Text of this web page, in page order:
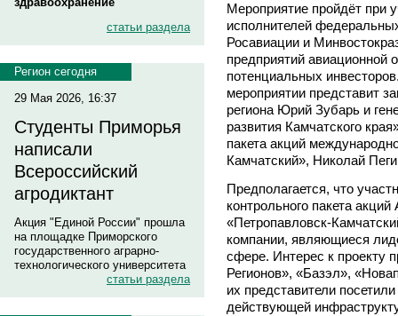
статьи раздела
Регион сегодня
29 Мая 2026, 16:37
Студенты Приморья
написали
Всероссийский
агродиктант
Акция "Единой России" прошла
на площадке Приморского
государственного аграрно-
технологического университета
статьи раздела
Мероприятие пройдёт при
исполнителей
Росавиации и
предприятий авиационной
потенциальных
мероприятии представит
региона Юрий Зубарь и
развития Камчатского
пакета акций
Камчатский», Николай
Предполагается, что
контрольного пакета
«Петропавловск-
компании, являющиеся
сфере. Интерес к проекту
Регионов», «Базэл»,
их представители
действующей